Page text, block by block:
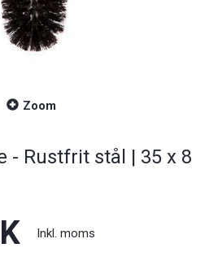
Zoom
- Rustfrit stål | 35 x 8
Inkl. moms